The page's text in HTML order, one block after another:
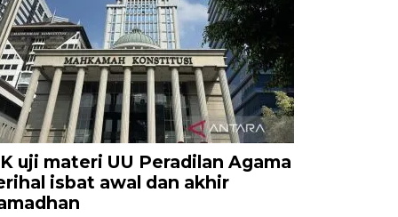
uji materi UU Peradilan Agama
isbat awal dan akhir